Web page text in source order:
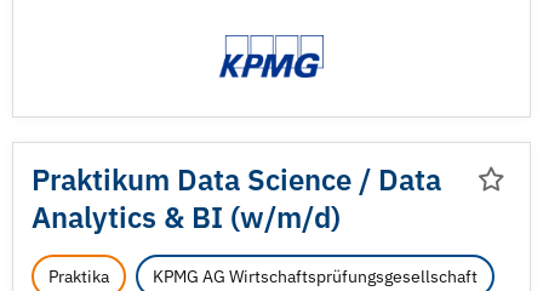
Praktikum Data Science / Data
Analytics & BI (w/m/d)
Praktika KPMG AG Wirtschaftsprüfungsgesellschaft